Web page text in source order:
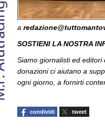
a
SOSTIENI LA NOSTRA
Siamo giornalisti ed
donazioni ci aiutano a
ogni giorno, a fornirti
condividi tweet